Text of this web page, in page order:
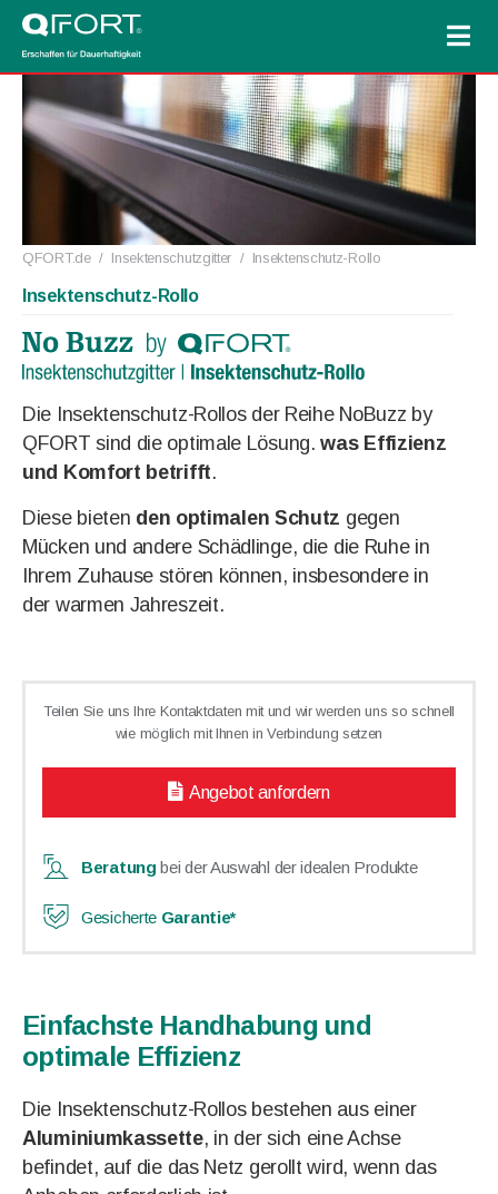
QFORT.de/ Insektenschutzgitter / Insektenschutz-Rollo
Insektenschutz-Rollo
Die Insektenschutz-Rollos der Reihe NoBuzz by
QFORT sind die optimale Lösung.was Effizienz
und Komfort betrifft.
Diese bieten den optimalen Schutz gegen
Mücken und andere Schädlinge, die die Ruhe in
Ihrem Zuhause stören können, insbesondere in
der warmen Jahreszeit.
Teilen Sie uns Ihre Kontaktdaten mit und wir werden uns so schnell
wie möglich mit Ihnen in Verbindung setzen
Angebot anfordern
Beratung bei der Auswahl der idealen Produkte
Gesicherte Garantie*
Einfachste Handhabung und
optimale Effizienz
Die Insektenschutz-Rollos bestehen aus einer
Aluminiumkassette, in der sich eine Achse
befindet, auf die das Netz gerollt wird, wenn das